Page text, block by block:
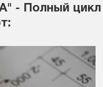
- Полный цикл